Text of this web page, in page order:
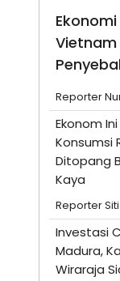
Vietnam
Reporter
Ekonom
Konsumsi
Ditopang
Kaya
Reporter
Investasi
Madura,
Wiraraja